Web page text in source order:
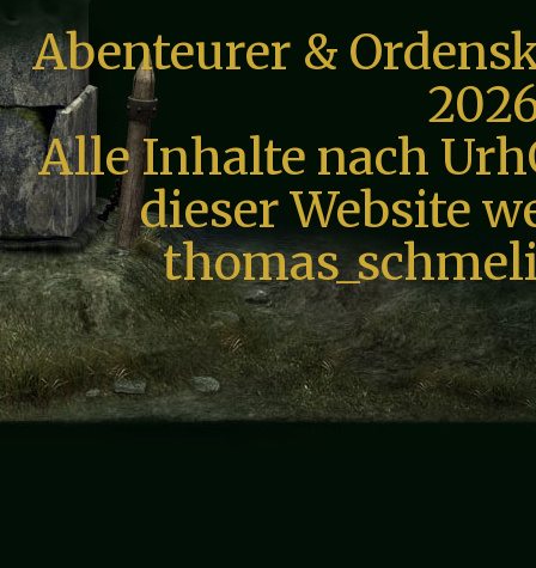
Abenteurer &
Alle Inhalte nach
dieser Website